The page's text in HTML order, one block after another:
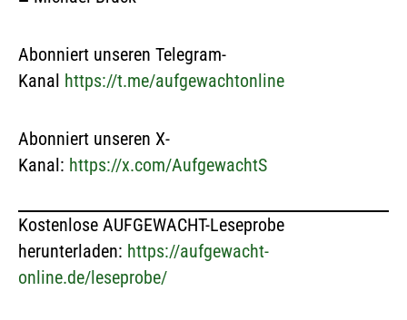
Abonniert unseren Telegram-
Kanal https://t.me/aufgewachtonline
Abonniert unseren X-
Kanal: https://x.com/AufgewachtS
Kostenlose AUFGEWACHT-Leseprobe
herunterladen: https://aufgewacht-
online.de/leseprobe/